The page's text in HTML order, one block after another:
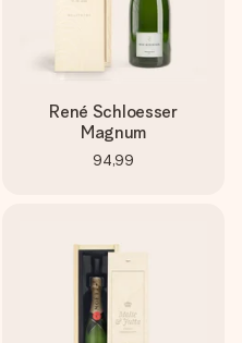
René Schloesser
Magnum
94,99